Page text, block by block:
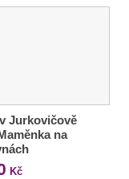
Jurkovičově
na
Kč